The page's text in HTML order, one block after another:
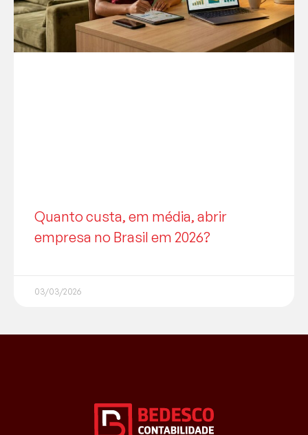
Quanto custa, em média, abrir
empresa no Brasil em 2026?
03/03/2026